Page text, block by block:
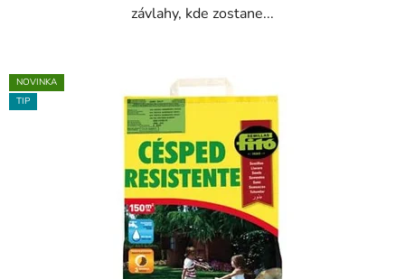
závlahy, kde zostane...
NOVINKA
TIP